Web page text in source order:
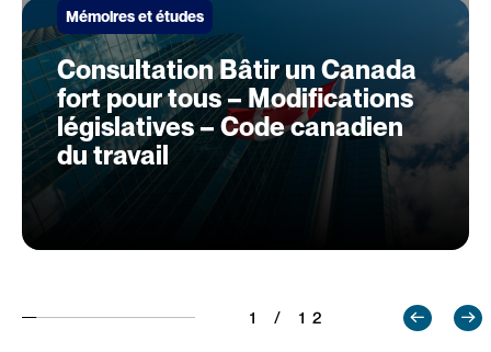
Mémoires et études
Consultation Bâtir un Canada
fort pour tous – Modifications
législatives – Code canadien
du travail
1 / 12